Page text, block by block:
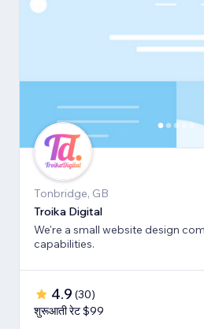
Tonbridge, GB
Troika Digital
We're a small website design
capabilities.
4.9 (30)
शुरूआती रेट $99